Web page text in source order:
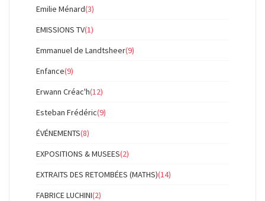
Emilie Ménard(3)
EMISSIONS TV(1)
Emmanuel de Landtsheer(9)
Enfance(9)
Erwann Créac'h(12)
Esteban Frédéric(9)
ÉVÉNEMENTS(8)
EXPOSITIONS & MUSEES(2)
EXTRAITS DES RETOMBÉES (MATHS)(14)
FABRICE LUCHINI(2)